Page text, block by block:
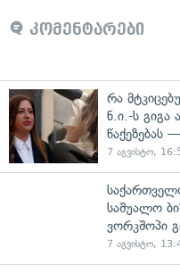
კომენტარები
რა
ნ.ი.-ს გიგა
წაქეზებას
7 აგვისტო,
საშუალო
ვორკშოპი
7 აგვისტო,